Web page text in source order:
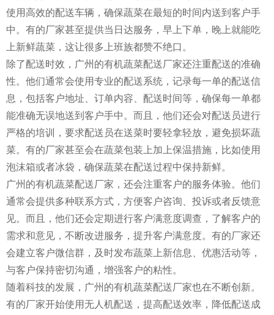
使用高效的配送车辆，确保蔬菜在最短的时间内送到客户手
中。有的厂家甚至提供当日达服务，早上下单，晚上就能吃
上新鲜蔬菜，这让很多上班族都赞不绝口。
除了配送时效，广州的有机蔬菜配送厂家还注重配送的准确
性。他们通常会使用专业的配送系统，记录每一单的配送信
息，包括客户地址、订单内容、配送时间等，确保每一单都
能准确无误地送到客户手中。而且，他们还会对配送员进行
严格的培训，要求配送员在送菜时要轻拿轻放，避免损坏蔬
菜。有的厂家甚至会在蔬菜包装上加上保温措施，比如使用
泡沫箱或者冰袋，确保蔬菜在配送过程中保持新鲜。
广州的有机蔬菜配送厂家，还会注重客户的服务体验。他们
通常会提供多种联系方式，方便客户咨询、投诉或者反馈意
见。而且，他们还会定期进行客户满意度调查，了解客户的
需求和意见，不断改进服务，提升客户满意度。有的厂家还
会建立客户微信群，及时发布蔬菜上新信息、优惠活动等，
与客户保持密切沟通，增强客户的粘性。
随着科技的发展，广州的有机蔬菜配送厂家也在不断创新。
有的厂家开始使用无人机配送，提高配送效率，降低配送成